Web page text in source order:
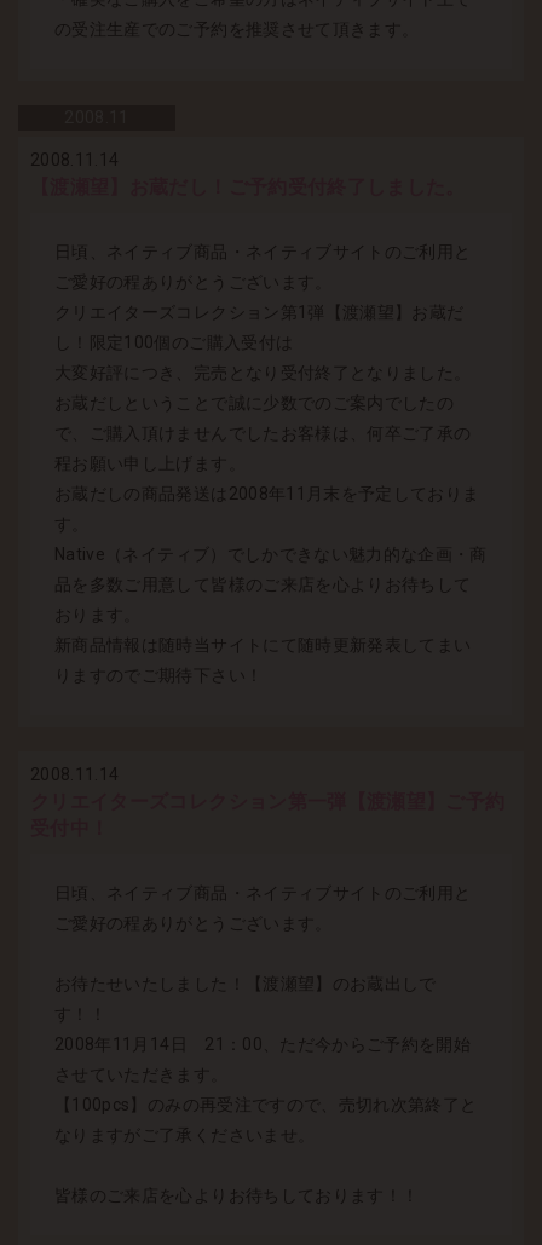
の受注生産でのご予約を推奨させて頂きます。
2008.11.14
日頃、ネイティブ商品・ネイティブサイトのご利用と
ご愛好の程ありがとうございます。
クリエイターズコレクション第1弾【渡瀬望】お蔵だ
し！限定100個のご購入受付は
大変好評につき、完売となり受付終了となりました。
お蔵だしということで誠に少数でのご案内でしたの
で、ご購入頂けませんでしたお客様は、何卒ご了承の
程お願い申し上げます。
お蔵だしの商品発送は2008年11月末を予定しておりま
す。
Native（ネイティブ）でしかできない魅力的な企画・商
品を多数ご用意して皆様のご来店を心よりお待ちして
おります。
新商品情報は随時当サイトにて随時更新発表してまい
りますのでご期待下さい！
2008.11.14
日頃、ネイティブ商品・ネイティブサイトのご利用と
ご愛好の程ありがとうございます。
お待たせいたしました！【渡瀬望】のお蔵出しで
す！！
2008年11月14日 21：00、ただ今からご予約を開始
させていただきます。
【100pcs】のみの再受注ですので、売切れ次第終了と
なりますがご了承くださいませ。
皆様のご来店を心よりお待ちしております！！